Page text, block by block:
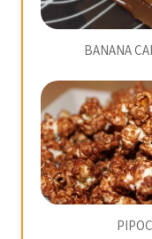
BANANA